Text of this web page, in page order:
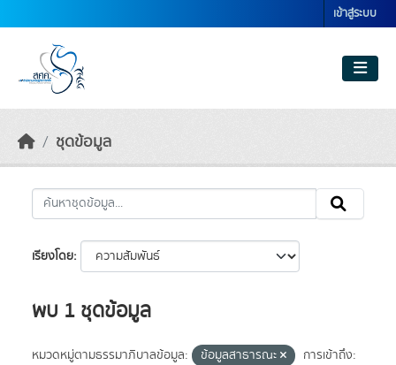
เข้าสู่ระบบ
ชุดข้อมูล
เรียงโดย
พบ 1 ชุดข้อมูล
หมวดหมู่ตามธรรมาภิบาลข้อมูล: ข้อมูลสาธารณะ
การเข้าถึง: